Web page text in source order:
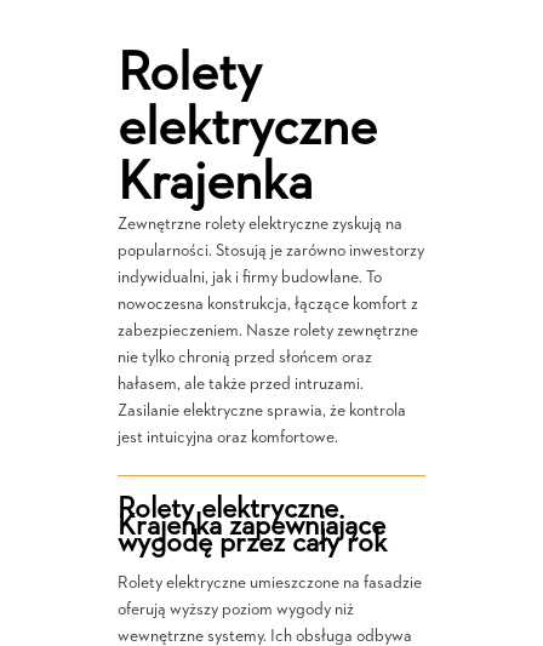
Rolety
elektryczne
Krajenka
Zewnętrzne rolety elektryczne zyskują na
popularności. Stosują je zarówno inwestorzy
indywidualni, jak i firmy budowlane. To
nowoczesna konstrukcja, łączące komfort z
zabezpieczeniem. Nasze rolety zewnętrzne
nie tylko chronią przed słońcem oraz
hałasem, ale także przed intruzami.
Zasilanie elektryczne sprawia, że kontrola
jest intuicyjna oraz komfortowe.
Rolety elektryczne
Krajenka zapewniające
wygodę przez cały rok
Rolety elektryczne umieszczone na fasadzie
oferują wyższy poziom wygody niż
wewnętrzne systemy. Ich obsługa odbywa